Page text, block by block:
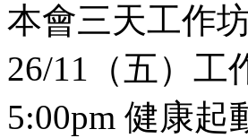
本會三天工作
26/11（五）工
5:00pm 健康起